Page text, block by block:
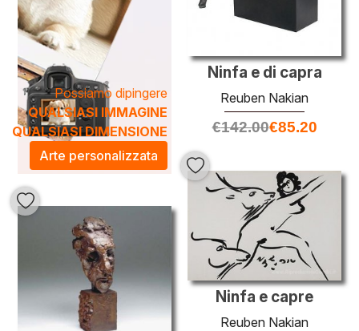
Possiamo dipingere
QUALSIASI IMMAGINE
QUALSIASI DIMENSIONE
Arte personalizzata
Ninfa e di capra
Reuben Nakian
€142.00€85.20
Ninfa e capre
Reuben Nakian